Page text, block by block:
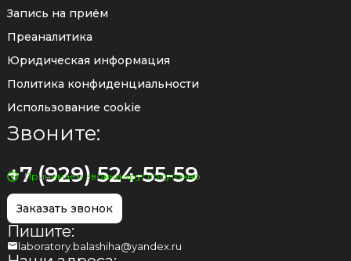
Запись на приём
Преаналитика
Юридическая информация
Политика конфиденциальности
Использование cookie
Звоните:
+7 (929) 524-55-59
Принимаем звонки круглосуточно
Заказать звонок
Пишите:
laboratory.balashiha@yandex.ru